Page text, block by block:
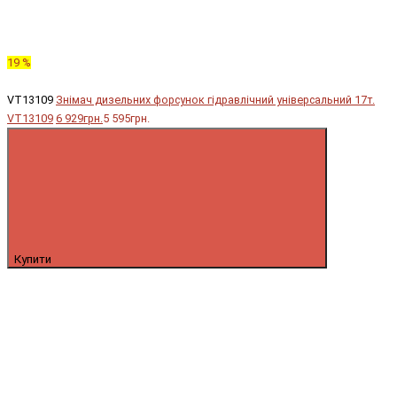
19 %
VT13109 Знімач дизельних форсунок гідравлічний універсальний 17т.
VT13109 6 929грн.5 595грн.
Купити